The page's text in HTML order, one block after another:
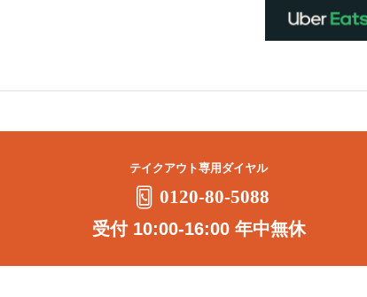
テイクアウト専用ダイヤル
0120-80-5088
受付 10:00-16:00 年中無休